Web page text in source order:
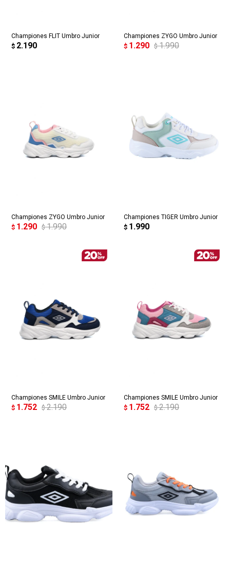
Championes FLIT Umbro Junior
$ 2.190
Championes ZYGO Umbro Junior
$ 1.290 $ 1.990
Championes ZYGO Umbro Junior
$ 1.290 $ 1.990
Championes TIGER Umbro Junior
$ 1.990
Championes SMILE Umbro Junior
$ 1.752 $ 2.190
Championes SMILE Umbro Junior
$ 1.752 $ 2.190